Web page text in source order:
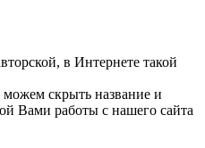
в Интернете такой
скрыть название и
Вами работы с нашего сайта